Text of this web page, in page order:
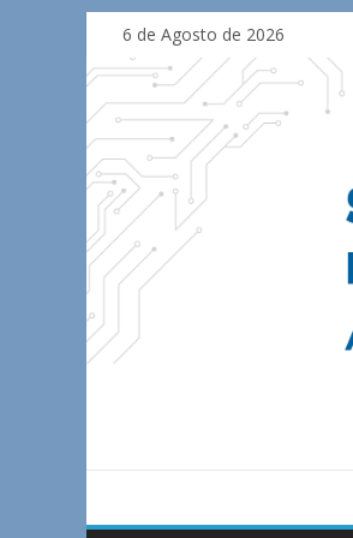
content
6 de Agosto de 2026